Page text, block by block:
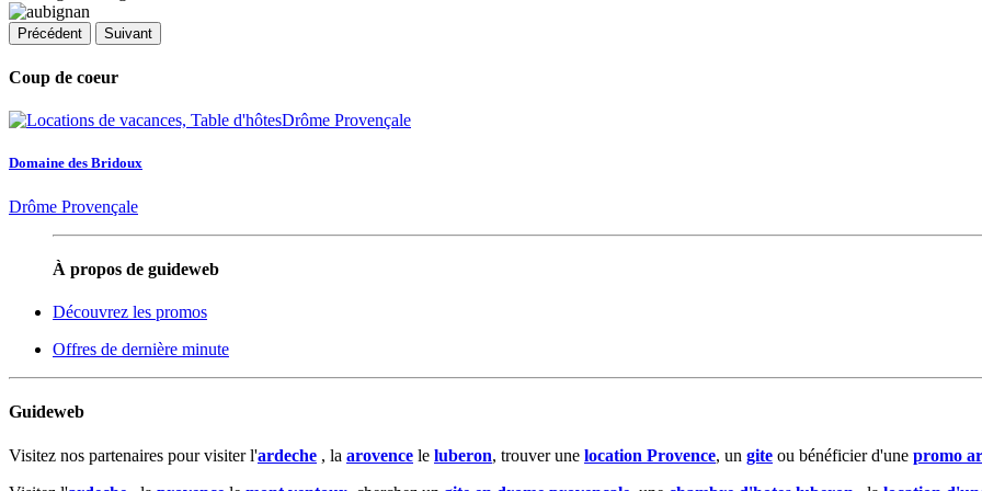
Précédent Suivant
Coup de coeur
Domaine des Bridoux
Drôme Provençale
À propos de guideweb
Découvrez les promos
Offres de dernière minute
Guideweb
Visitez nos partenaires pour visiter l'ardeche , la arovence le luberon, trouver une location Provence, un gite ou bénéficier d'une promo